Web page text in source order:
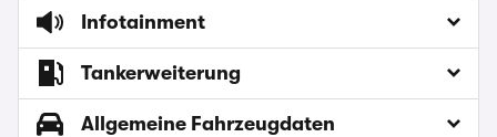
Infotainment
Tankerweiterung
Allgemeine Fahrzeugdaten